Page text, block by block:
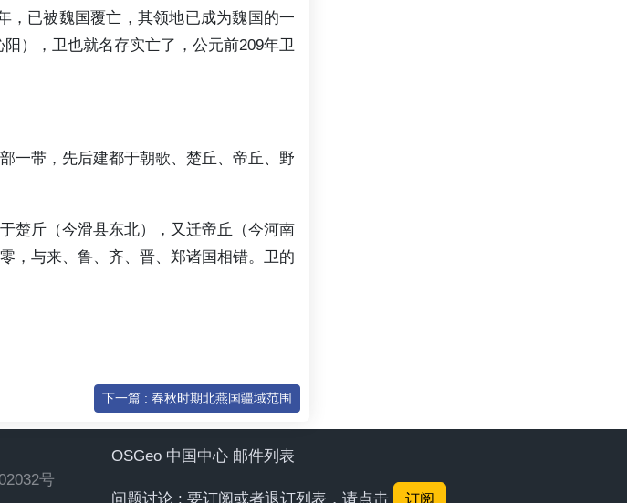
，已被魏国覆亡，其领地已成为魏国的一
），卫也就名存实亡了，公元前209年卫
一带，先后建都于朝歌、楚丘、帝丘、野
楚斤（今滑县东北），又迁帝丘（今河南
，与来、鲁、齐、晋、郑诸国相错。卫的
下一篇 : 春秋时期北燕国疆域范围
号
OSGeo 中国中心 邮件列表
问题讨论 : 要订阅或者退订列表，请点击 订阅